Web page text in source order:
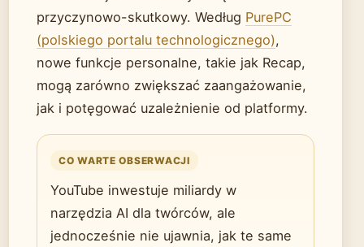
przyczynowo-skutkowy. Według PurePC
(polskiego portalu technologicznego),
nowe funkcje personalne, takie jak Recap,
mogą zarówno zwiększać zaangażowanie,
jak i potęgować uzależnienie od platformy.
CO WARTE OBSERWACJI
YouTube inwestuje miliardy w
narzędzia AI dla twórców, ale
jednocześnie nie ujawnia, jak te same